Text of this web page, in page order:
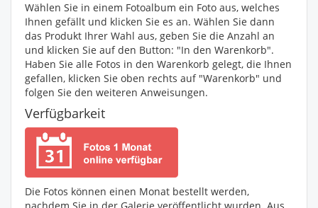
Wählen Sie in einem Fotoalbum ein Foto aus, welches
Ihnen gefällt und klicken Sie es an. Wählen Sie dann
das Produkt Ihrer Wahl aus, geben Sie die Anzahl an
und klicken Sie auf den Button: "In den Warenkorb".
Haben Sie alle Fotos in den Warenkorb gelegt, die Ihnen
gefallen, klicken Sie oben rechts auf "Warenkorb" und
folgen Sie den weiteren Anweisungen.
Verfügbarkeit
Die Fotos können einen Monat bestellt werden,